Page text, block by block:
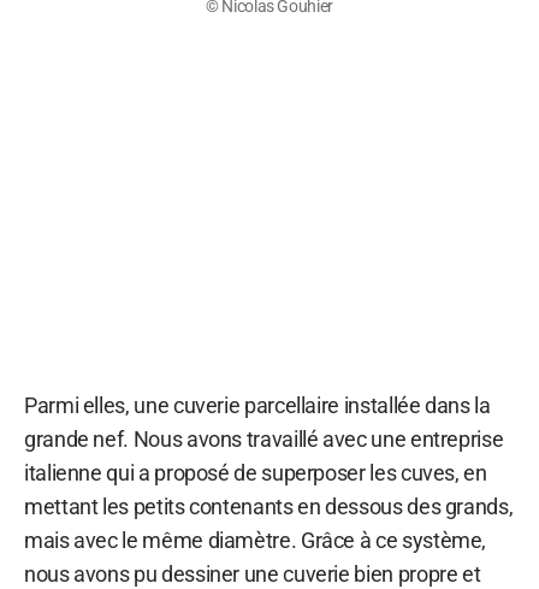
© Nicolas Gouhier
Parmi elles, une cuverie parcellaire installée dans la
grande nef. Nous avons travaillé avec une entreprise
italienne qui a proposé de superposer les cuves, en
mettant les petits contenants en dessous des grands,
mais avec le même diamètre. Grâce à ce système,
nous avons pu dessiner une cuverie bien propre et